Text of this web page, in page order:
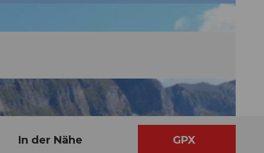
In der Nähe GPX